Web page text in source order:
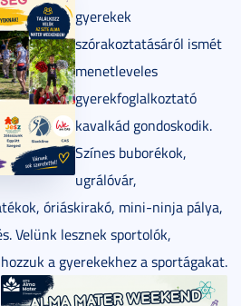
gyerekek
szórakoztatásáról ismét
menetleveles
gyerekfoglalkoztató
kavalkád gondoskodik.
Színes buborékok,
ugrálóvár,
óriáskirakó, mini-ninja pálya,
Velünk lesznek sportolók,
a gyerekekhez a sportágakat.